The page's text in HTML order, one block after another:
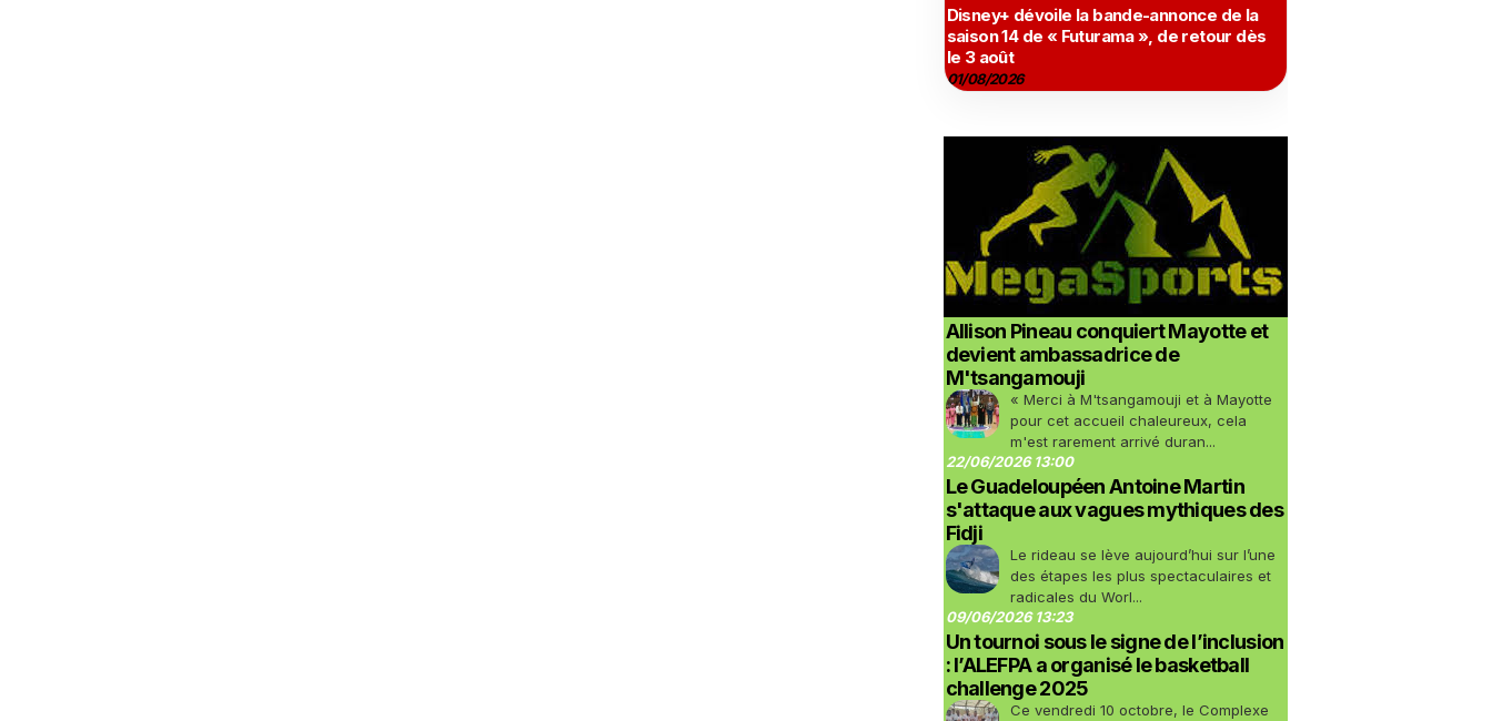
Disney+ dévoile la bande-annonce de la
saison 14 de « Futurama », de retour dès
le 3 août
01/08/2026
Allison Pineau conquiert Mayotte et
devient ambassadrice de
M'tsangamouji
« Merci à M'tsangamouji et à Mayotte
pour cet accueil chaleureux, cela
m'est rarement arrivé duran...
22/06/2026 13:00
Le Guadeloupéen Antoine Martin
s'attaque aux vagues mythiques des
Fidji
Le rideau se lève aujourd’hui sur l’une
des étapes les plus spectaculaires et
radicales du Worl...
09/06/2026 13:23
Un tournoi sous le signe de l’inclusion
: l’ALEFPA a organisé le basketball
challenge 2025
Ce vendredi 10 octobre, le Complexe